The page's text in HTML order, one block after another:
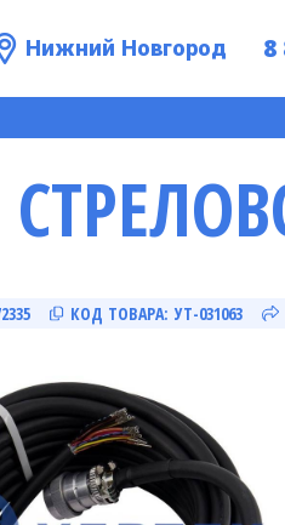
Нижний Новгород 8
КОД ТОВАРА: УТ-031063